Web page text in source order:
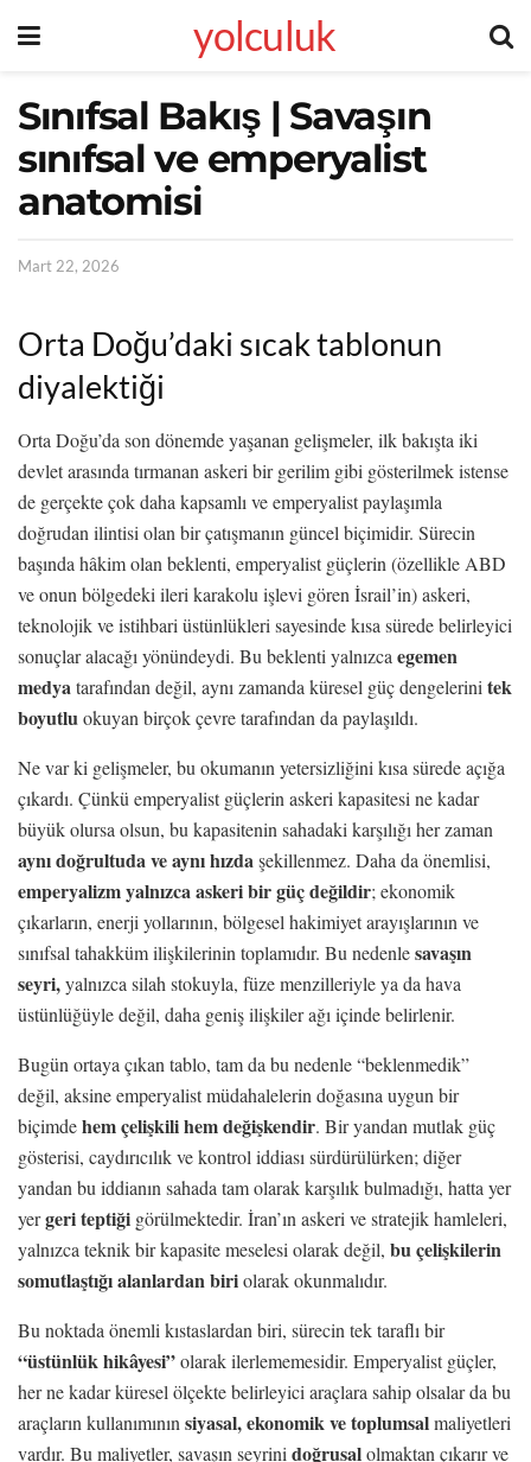
yolculuk
Sınıfsal Bakış | Savaşın
sınıfsal ve emperyalist
anatomisi
Mart 22, 2026
Orta Doğu’daki sıcak tablonun
diyalektiği
Orta Doğu’da son dönemde yaşanan gelişmeler, ilk bakışta iki
devlet arasında tırmanan askeri bir gerilim gibi gösterilmek istense
de gerçekte çok daha kapsamlı ve emperyalist paylaşımla
doğrudan ilintisi olan bir çatışmanın güncel biçimidir. Sürecin
başında hâkim olan beklenti, emperyalist güçlerin (özellikle ABD
ve onun bölgedeki ileri karakolu işlevi gören İsrail’in) askeri,
teknolojik ve istihbari üstünlükleri sayesinde kısa sürede belirleyici
sonuçlar alacağı yönündeydi. Bu beklenti yalnızca egemen
medyatarafından değil, aynı zamanda küresel güç dengelerini tek
boyutluokuyan birçok çevre tarafından da paylaşıldı.
Ne var ki gelişmeler, bu okumanın yetersizliğini kısa sürede açığa
çıkardı. Çünkü emperyalist güçlerin askeri kapasitesi ne kadar
büyük olursa olsun, bu kapasitenin sahadaki karşılığı her zaman
aynı doğrultuda veaynı hızdaşekillenmez. Daha da önemlisi,
emperyalizm yalnızca askeri bir güç değildir; ekonomik
çıkarların, enerji yollarının, bölgesel hakimiyet arayışlarının ve
sınıfsal tahakküm ilişkilerinin toplamıdır. Bu nedenlesavaşın
seyri,yalnızca silah stokuyla, füze menzilleriyle ya da hava
üstünlüğüyle değil, daha geniş ilişkiler ağı içinde belirlenir.
Bugün ortaya çıkan tablo, tam da bu nedenle “beklenmedik”
değil, aksine emperyalist müdahalelerin doğasına uygun bir
biçimdehem çelişkili hem değişkendir. Bir yandan mutlak güç
gösterisi, caydırıcılık ve kontrol iddiası sürdürülürken; diğer
yandan bu iddianın sahada tam olarak karşılık bulmadığı, hatta yer
yergeri teptiği görülmektedir. İran’ın askeri ve stratejik hamleleri,
yalnızca teknik bir kapasite meselesi olarak değil, bu çelişkilerin
somutlaştığı alanlardan biriolarak okunmalıdır.
Bu noktada önemli kıstaslardan biri, sürecin tek taraflı bir
“üstünlük hikâyesi”olarak ilerlememesidir. Emperyalist güçler,
her ne kadar küresel ölçekte belirleyici araçlara sahip olsalar da bu
araçların kullanımının siyasal, ekonomik ve toplumsalmaliyetleri
vardır. Bu maliyetler, savaşın seyrini doğrusalolmaktan çıkarır ve